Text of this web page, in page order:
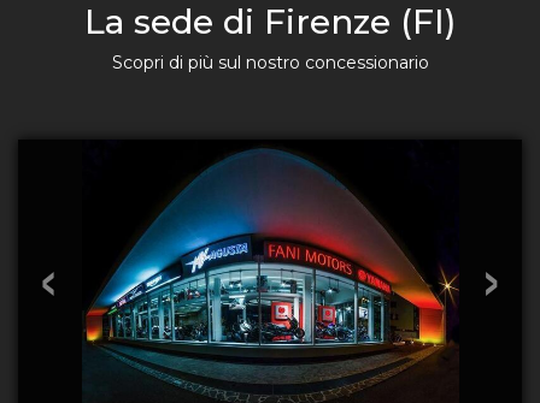
La sede di Firenze (FI)
Scopri di più sul nostro concessionario
‹ ›